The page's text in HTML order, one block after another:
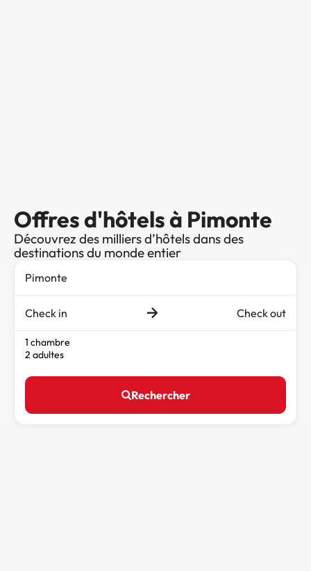
Offres d'hôtels à Pimonte
Découvrez des milliers d’hôtels dans des
destinations du monde entier
Check in Check out
1 chambre
2 adultes
Rechercher